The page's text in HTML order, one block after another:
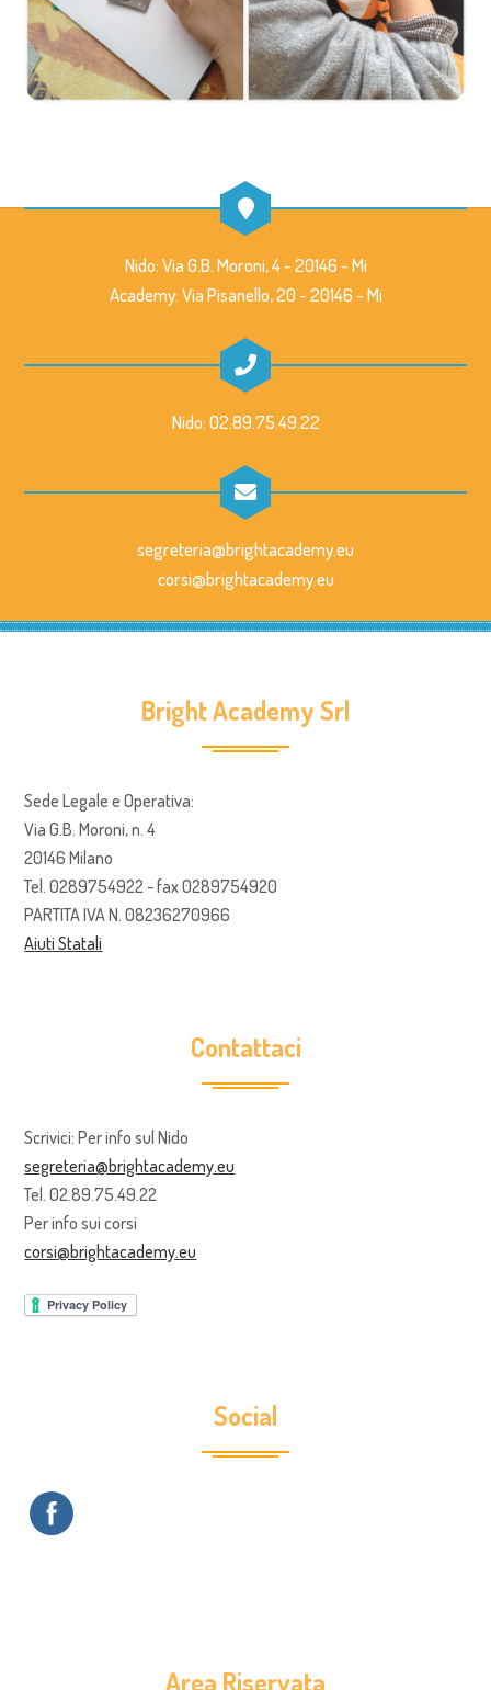
Nido: Via G.B. Moroni, 4 - 20146 - Mi
Academy: Via Pisanello, 20 - 20146 - Mi
Nido: 02.89.75.49.22
segreteria@brightacademy.eu
corsi@brightacademy.eu
Bright Academy Srl
Sede Legale e Operativa:
Via G.B. Moroni, n. 4
20146 Milano
Tel. 0289754922 - fax 0289754920
PARTITA IVA N. 08236270966
Aiuti Statali
Contattaci
Scrivici: Per info sul Nido
segreteria@brightacademy.eu
Tel. 02.89.75.49.22
Per info sui corsi
corsi@brightacademy.eu
Social
Area Riservata